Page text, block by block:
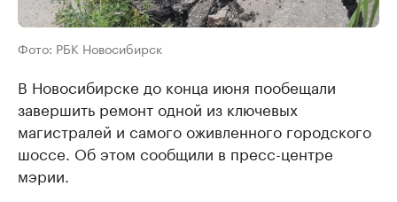
Фото: РБК Новосибирск
В Новосибирске до конца июня пообещали
завершить ремонт одной из ключевых
магистралей и самого оживленного городского
шоссе. Об этом сообщили в пресс-центре
мэрии.